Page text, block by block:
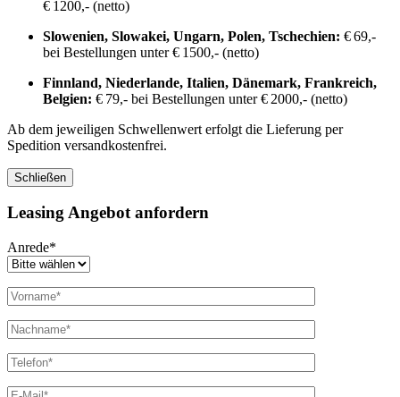
€ 1200,- (netto)
Slowenien, Slowakei, Ungarn, Polen, Tschechien: € 69,-
bei Bestellungen unter € 1500,- (netto)
Finnland, Niederlande, Italien, Dänemark, Frankreich,
Belgien: € 79,- bei Bestellungen unter € 2000,- (netto)
Ab dem jeweiligen Schwellenwert erfolgt die Lieferung per
Spedition versandkostenfrei.
Schließen
Leasing Angebot anfordern
Anrede*